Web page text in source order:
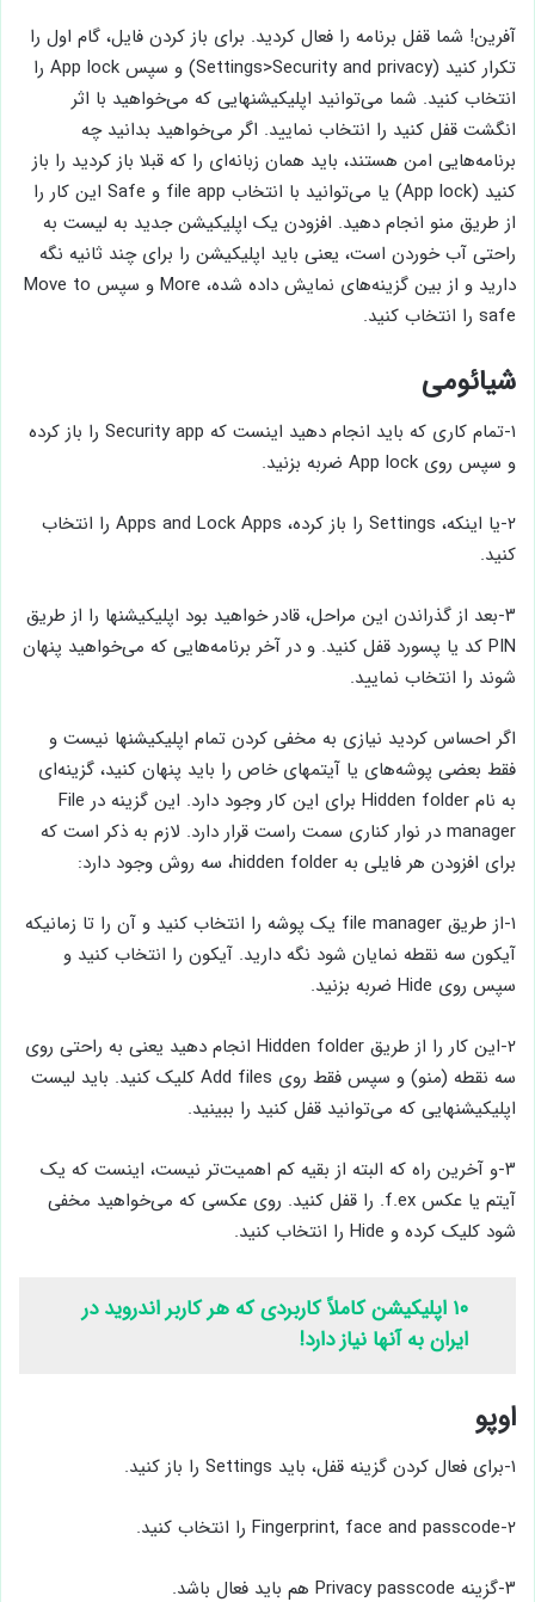
آفرین! شما قفل برنامه را فعال کردید. برای باز کردن فایل، گام اول را
تکرار کنید (Settings>Security and privacy) و سپس App lock را
انتخاب کنید. شما می‌توانید اپلیکیشنهایی که می‌خواهید با اثر
انگشت قفل کنید را انتخاب نمایید. اگر می‌خواهید بدانید چه
برنامه‌هایی امن هستند، باید همان زبانه‌ای را که قبلا باز کردید را باز
کنید (App lock) یا می‌توانید با انتخاب file app و Safe این کار را
از طریق منو انجام دهید. افزودن یک اپلیکیشن جدید به لیست به
راحتی آب خوردن است، یعنی باید اپلیکیشن را برای چند ثانیه نگه
دارید و از بین گزینه‌های نمایش داده شده، More و سپس Move to
safe را انتخاب کنید.
شیائومی
۱-تمام کاری که باید انجام دهید اینست که Security app را باز کرده
و سپس روی App lock‌ ضربه بزنید.
۲-یا اینکه، Settings را باز کرده، Apps and Lock Apps را انتخاب
کنید.
۳-بعد از گذراندن این مراحل، قادر خواهید بود اپلیکیشنها را از طریق
PIN کد یا پسورد قفل کنید. و در آخر برنامه‌هایی که می‌‌خواهید پنهان
شوند را انتخاب نمایید.
اگر احساس کردید نیازی به مخفی کردن تمام اپلیکیشنها نیست و
فقط بعضی پوشه‌های یا آیتمهای خاص را باید پنهان کنید، گزینه‌ای
به نام Hidden folder برای این کار وجود دارد. این گزینه در File
manager در نوار کناری سمت راست قرار دارد. لازم به ذکر است که
برای افزودن هر فایلی به hidden folder، سه روش وجود دارد:
۱-از طریق file manager یک پوشه را انتخاب کنید و آن را تا زمانیکه
آیکون سه نقطه نمایان شود نگه دارید. آیکون را انتخاب کنید و
سپس روی Hide ضربه بزنید.
۲-این کار را از طریق Hidden folder انجام دهید یعنی به راحتی روی
سه نقطه (منو) و سپس فقط روی Add files‌ کلیک کنید. باید لیست
اپلیکیشنهایی که می‌توانید قفل کنید را ببینید.
۳-و آخرین راه که البته از بقیه کم اهمیت‌تر نیست، اینست که یک
آیتم یا عکس f.ex. را قفل کنید. روی عکسی که می‌خواهید مخفی
شود کلیک کرده و Hide را انتخاب کنید.
۱۰ اپلیکیشن کاملاً کاربردی که هر کاربر اندروید در
ایران به آنها نیاز دارد!
اوپو
۱-برای فعال کردن گزینه قفل، باید Settings را باز کنید.
۲-Fingerprint, face and passcode را انتخاب کنید.
۳-گزینه Privacy passcode هم باید فعال باشد.